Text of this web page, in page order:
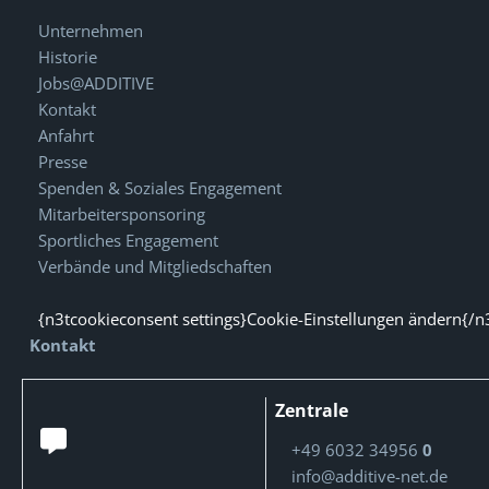
Unternehmen
Historie
Jobs@ADDITIVE
Kontakt
Anfahrt
Presse
Spenden & Soziales Engagement
Mitarbeitersponsoring
Sportliches Engagement
Verbände und Mitgliedschaften
{n3tcookieconsent settings}Cookie-Einstellungen ändern{/
Kontakt
Zentrale
+49 6032 349560
info@additive-net.de